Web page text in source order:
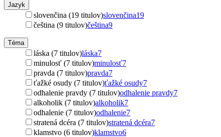
Jazyk
slovenčina (19 titulov)slovenčina19
čeština (9 titulov)čeština9
Téma
láska (7 titulov)láska7
minulosť (7 titulov)minulosť7
pravda (7 titulov)pravda7
ťažké osudy (7 titulov)ťažké osudy7
odhalenie pravdy (7 titulov)odhalenie pravdy7
alkoholik (7 titulov)alkoholik7
odhalenie (7 titulov)odhalenie7
stratená dcéra (7 titulov)stratená dcéra7
klamstvo (6 titulov)klamstvo6